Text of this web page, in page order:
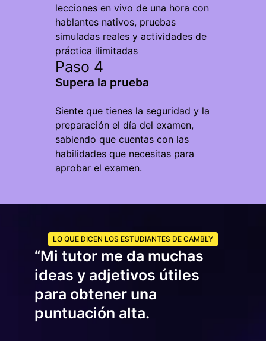
lecciones en vivo de una hora con
hablantes nativos, pruebas
simuladas reales y actividades de
práctica ilimitadas
Paso 4
Supera la prueba
Siente que tienes la seguridad y la
preparación el día del examen,
sabiendo que cuentas con las
habilidades que necesitas para
aprobar el examen.
LO QUE DICEN LOS ESTUDIANTES DE CAMBLY
“Mi tutor me da muchas
ideas y adjetivos útiles
para obtener una
puntuación alta.